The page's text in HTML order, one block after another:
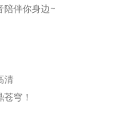
陪伴你身边~
清
穹！